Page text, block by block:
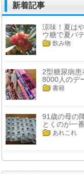
新着記事
涼味！夏は
ウ糖で夏バ
飲み物
2型糖尿病
8000人のデ
書籍
91歳の母の
とくのが一番
あれこれ